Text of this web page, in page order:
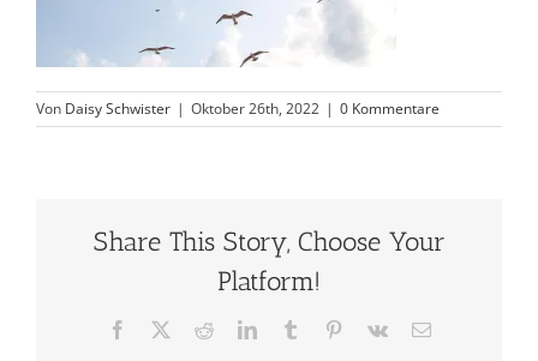
Von Daisy Schwister | Oktober 26th, 2022 | 0 Kommentare
Share This Story, Choose Your
Platform!
Facebook RedditLinkedInTumblr Pinterest
Vk
E-